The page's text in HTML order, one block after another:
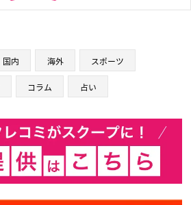
国内 海外 スポーツ
コラム 占い